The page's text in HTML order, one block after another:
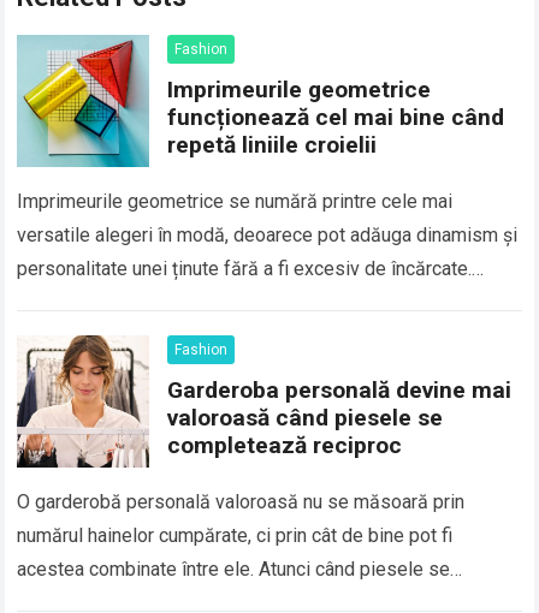
Fashion
Imprimeurile geometrice
funcționează cel mai bine când
repetă liniile croielii
Imprimeurile geometrice se numără printre cele mai
versatile alegeri în modă, deoarece pot adăuga dinamism și
personalitate unei ținute fără a fi excesiv de încărcate.
Fashion
Garderoba personală devine mai
valoroasă când piesele se
completează reciproc
O garderobă personală valoroasă nu se măsoară prin
numărul hainelor cumpărate, ci prin cât de bine pot fi
acestea combinate între ele. Atunci când piesele se